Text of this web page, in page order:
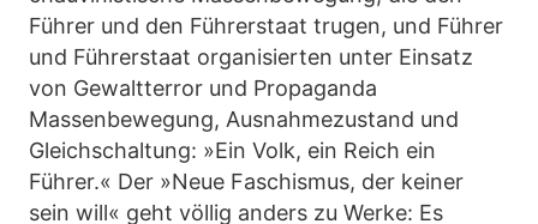
Führer und den Führerstaat trugen, und Führer
und Führerstaat organisierten unter Einsatz
von Gewaltterror und Propaganda
Massenbewegung, Ausnahmezustand und
Gleichschaltung: »Ein Volk, ein Reich ein
Führer.« Der »Neue Faschismus, der keiner
sein will« geht völlig anders zu Werke: Es